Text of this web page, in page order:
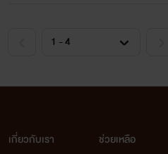
เกี่ยวกับเรา
ช่วยเหลือ